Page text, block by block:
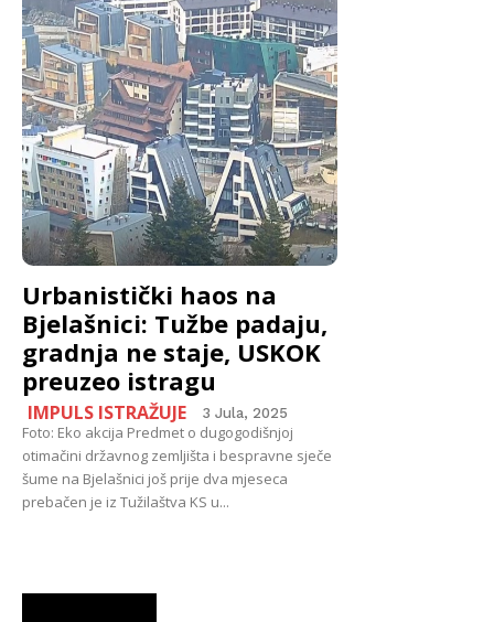
Urbanistički haos na
Bjelašnici: Tužbe padaju,
gradnja ne staje, USKOK
preuzeo istragu
IMPULS ISTRAŽUJE 3 Jula, 2025
Foto: Eko akcija Predmet o dugogodišnjoj
otimačini državnog zemljišta i bespravne sječe
šume na Bjelašnici još prije dva mjeseca
prebačen je iz Tužilaštva KS u...